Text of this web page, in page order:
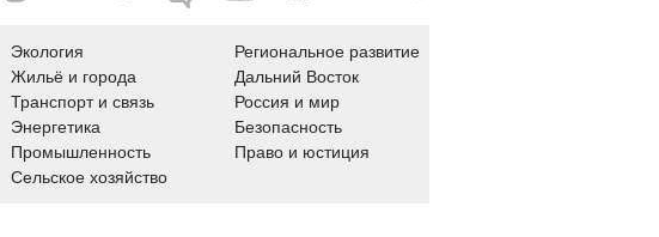
Экология
Жильё и города
Транспорт и связь
Энергетика
Промышленность
Сельское хозяйство
Региональное развитие
Дальний Восток
Россия и мир
Безопасность
Право и юстиция